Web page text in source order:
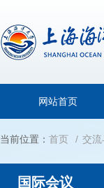
网站首页
当前位置： 首页 交流
国际会议